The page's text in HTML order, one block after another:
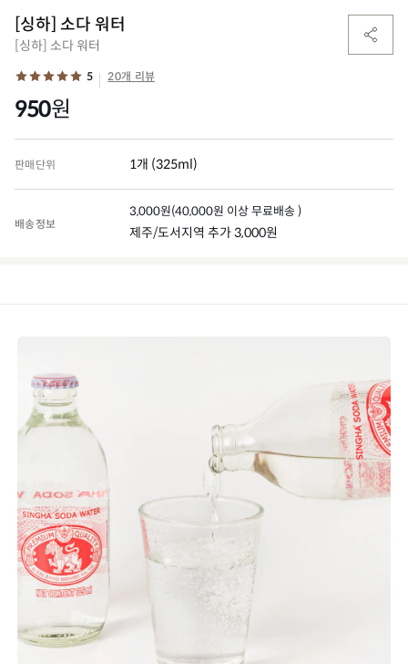
[싱하] 소다 워터
[싱하] 소다 워터
5 20개 리뷰
950원
판매단위 1개 (325ml)
배송정보
3,000원(40,000원 이상 무료배송 )
제주/도서지역 추가 3,000원